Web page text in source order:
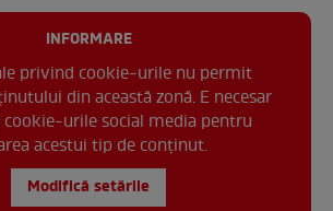
INFORMARE
privind cookie-urile nu permit
din această zonă. E necesar
cookie-urile social media pentru
acestui tip de conținut.
Modifică setările